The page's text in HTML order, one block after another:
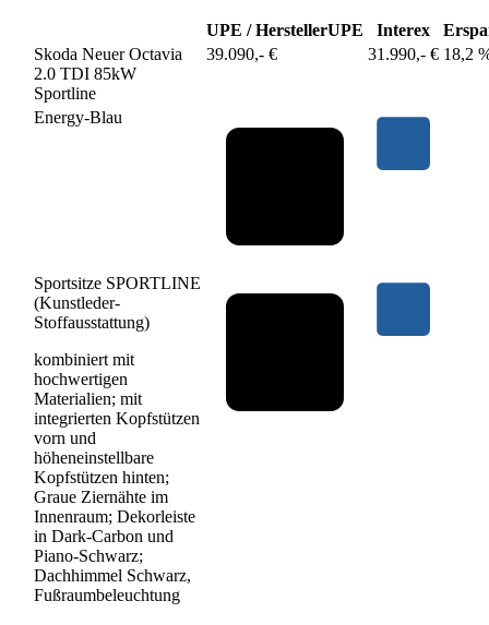
UPE / HerstellerUPE Interex
Skoda Neuer Octavia
2.0 TDI 85kW
Sportline
39.090,- € 31.990,- € 18,2
Energy-Blau
Sportsitze SPORTLINE
(Kunstleder-
Stoffausstattung)
kombiniert mit
hochwertigen
Materialien; mit
integrierten Kopfstützen
vorn und
höheneinstellbare
Kopfstützen hinten;
Graue Ziernähte im
Innenraum; Dekorleiste
in Dark-Carbon und
Piano-Schwarz;
Dachhimmel Schwarz,
Fußraumbeleuchtung